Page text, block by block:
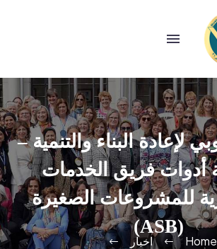
لإعادة البناء والتنمية –
أدوات فريق الخدمات
للمشروعات الصغيرة
(ASB)
Home
اخبار